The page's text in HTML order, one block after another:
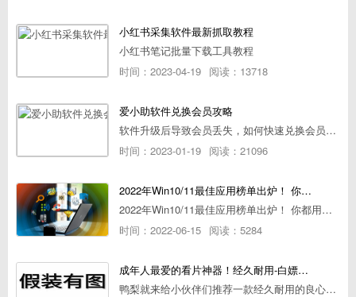
小红书采集软件最新抓取教程
小红书笔记批量下载工具教程
时间：2023-04-19 阅读：13718
爱小助软件兑换会员攻略
软件升级后导致会员丢失，如何快速兑换会员详细攻略
时间：2023-01-19 阅读：21096
2022年Win10/11最佳应用榜单出炉！ 你都用过几个？
2022年Win10/11最佳应用榜单出炉！ 你都用过几个？
时间：2022-06-15 阅读：5284
成年人最爱的看片神器！经久耐用-白嫖全网资源
鸭梨就来给小伙伴们推荐一款经久耐用的良心播放器，资源齐全无广告，可以放心使用~